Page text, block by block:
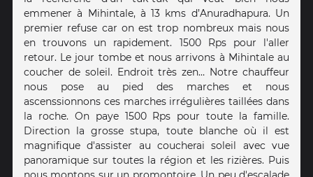
emmener à Mihintale, à 13 kms d’Anuradhapura. Un
premier refuse car on est trop nombreux mais nous
en trouvons un rapidement. 1500 Rps pour l'aller
retour. Le jour tombe et nous arrivons à Mihintale au
coucher de soleil. Endroit très zen… Notre chauffeur
nous pose au pied des marches et nous
ascenssionnons ces marches irrégulières taillées dans
la roche. On paye 1500 Rps pour toute la famille.
Direction la grosse stupa, toute blanche où il est
magnifique d'assister au coucherai soleil avec vue
panoramique sur toutes la région et les rizières. Puis